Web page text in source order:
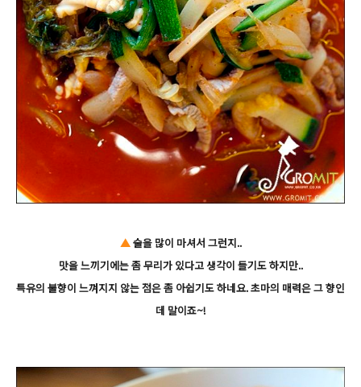
▲술을 많이 마셔서 그런지..
맛을 느끼기에는 좀 무리가 있다고 생각이 들기도 하지만..
특유의 불향이 느껴지지 않는 점은 좀 아쉽기도 하네요. 초마의 매력은 그 향인
데 말이죠~!